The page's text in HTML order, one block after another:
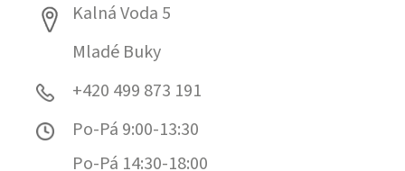
Kalná Voda 5
Mladé Buky
+420 499 873 191
Po-Pá 9:00-13:30
Po-Pá 14:30-18:00